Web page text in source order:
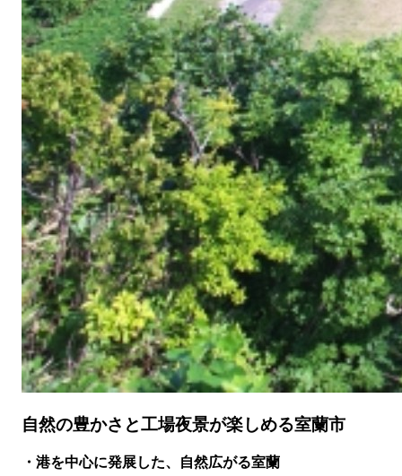
自然の豊かさと工場夜景が楽しめる室蘭市
・港を中心に発展した、自然広がる室蘭